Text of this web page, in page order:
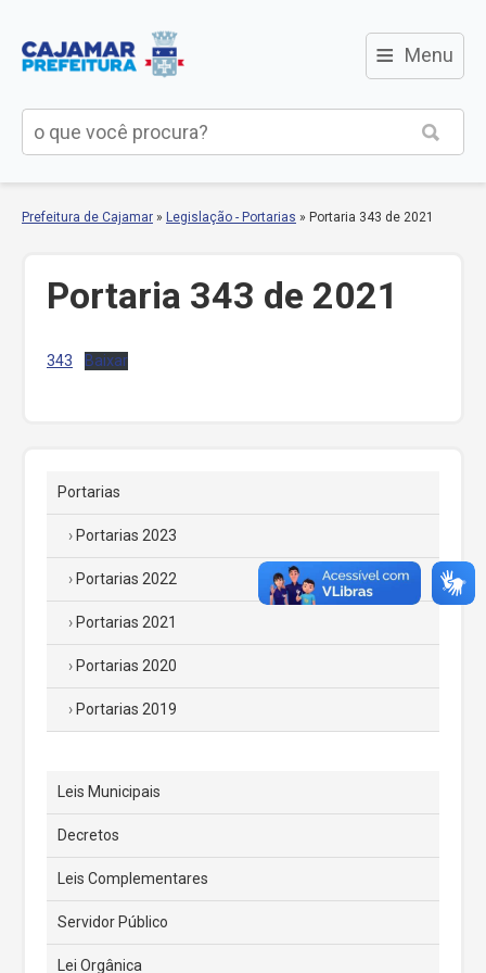
≡ Menu
Prefeitura de Cajamar » Legislação - Portarias » Portaria 343 de 2021
Portaria 343 de 2021
343 Baixar
Portarias
Portarias 2023
Portarias 2022
Portarias 2021
Portarias 2020
Portarias 2019
Leis Municipais
Decretos
Leis Complementares
Servidor Público
Lei Orgânica